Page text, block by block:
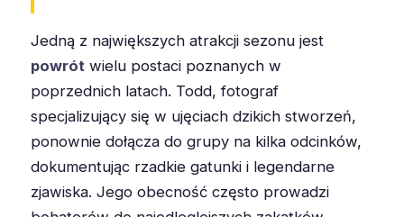
Jedną z największych atrakcji sezonu jest
powrót wielu postaci poznanych w
poprzednich latach. Todd, fotograf
specjalizujący się w ujęciach dzikich stworzeń,
ponownie dołącza do grupy na kilka odcinków,
dokumentując rzadkie gatunki i legendarne
zjawiska. Jego obecność często prowadzi